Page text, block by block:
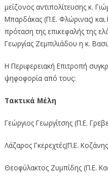
μείζονος αντιπολίτευσης κ.
Μπαρδάκας (Π.Ε. Φλώρινας)
πρόταση της επικεφαλής της
Γεωργίας Ζεμπιλιάδου η κ.
Η Περιφερειακή Επιτροπή
ψηφοφορία από τους:
Τακτικά Μέλη
Γεώργιος Γεωργίτσης (Π.Ε.
Λάζαρος Γκερεχτές(Π.Ε.
Θεοφύλακτος Ζυμπίδης (Π.Ε.